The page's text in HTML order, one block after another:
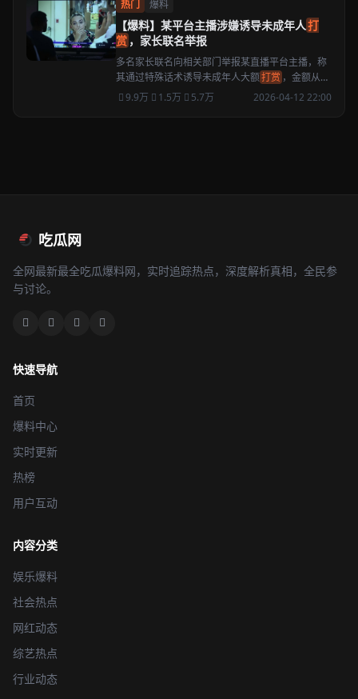
热门 爆料
【爆料】某平台主播涉嫌诱导未成年人打
赏 ，家长联名举报
多名家长联名向相关部门举报某直播平台主播，称
其通过特殊话术诱导未成年人大额打赏 ，金额从数
千到数万不等。
9.9万 1.5万 5.7万 2026-04-12 22:00
吃瓜网
全网最新最全吃瓜爆料网，实时追踪热点，深度解析真相，全民参
与讨论。
快速导航
首页
爆料中心
实时更新
热榜
用户互动
内容分类
娱乐爆料
社会热点
网红动态
综艺热点
行业动态